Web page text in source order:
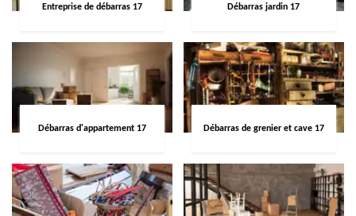
Entreprise de débarras 17 Débarras jardin 17
Débarras d'appartement 17 Débarras de grenier et cave 17